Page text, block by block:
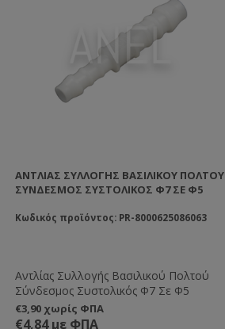
ΑΝΤΛΊΑΣ ΣΥΛΛΟΓΉΣ ΒΑΣΙΛΙΚΟΎ ΠΟΛΤΟΎ
ΣΎΝΔΕΣΜΟΣ ΣΥΣΤΟΛΙΚΌΣ Φ7 ΣΕ Φ5
Κωδικός προϊόντος: PR-8000625086063
Αντλίας Συλλογής Βασιλικού Πολτού
Σύνδεσμος Συστολικός Φ7 Σε Φ5
€3,90 χωρίς ΦΠΑ
€4,84 με ΦΠΑ